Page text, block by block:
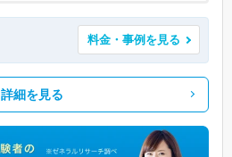
料金・事例を見る
詳細を見る